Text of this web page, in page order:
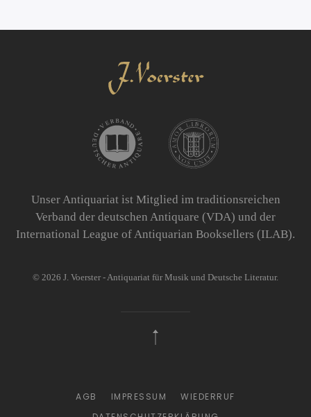
Unser Antiquariat ist Mitglied im traditionsreichen
Verband der deutschen Antiquare (VDA) und der
International League of Antiquarian Booksellers (ILAB).
© 2026 J. Voerster - Antiquariat für Musik und Deutsche Literatur.
AGB IMPRESSUM
WIEDERRUF